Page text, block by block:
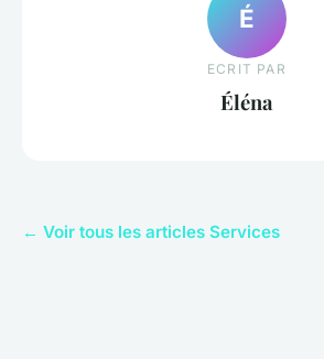
É
ECRIT PAR
Éléna
← Voir tous les articles Services